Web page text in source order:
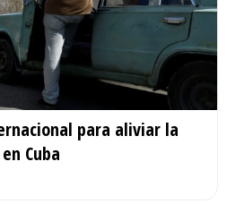
para aliviar la
Cuba